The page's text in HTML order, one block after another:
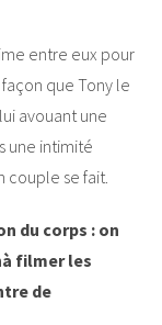
entre eux pour
que Tony le
avouant une
une intimité
couple se fait.
du corps : on
filmer les
de